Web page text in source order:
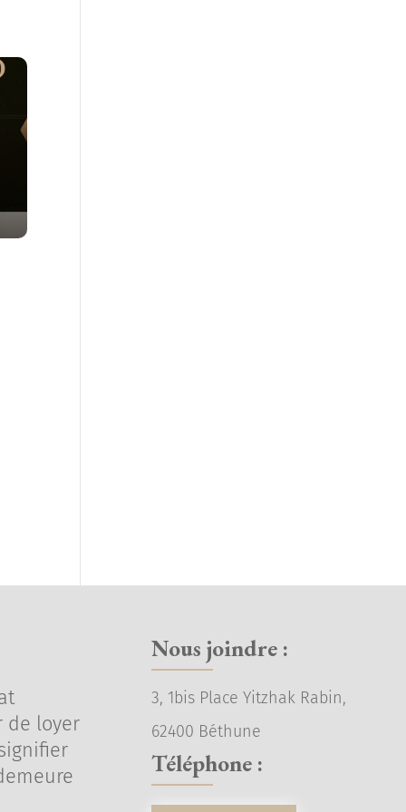
de loyer
Nous joindre :
3, 1bis Place Yitzhak Rabin,
62400 Béthune
Téléphone :